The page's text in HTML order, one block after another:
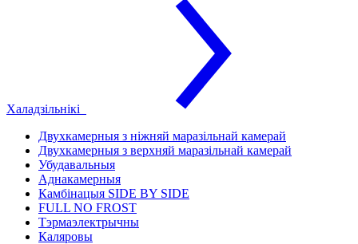
Халадзільнікі
Двухкамерныя з ніжняй маразільнай камерай
Двухкамерныя з верхняй маразільнай камерай
Убудавальныя
Аднакамерныя
Камбінацыя SIDE BY SIDE
FULL NO FROST
Тэрмаэлектрычны
Каляровы